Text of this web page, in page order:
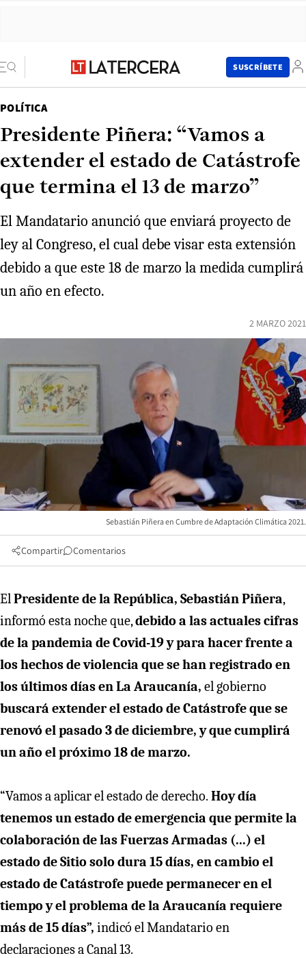
SUSCRÍBETE
POLÍTICA
Presidente Piñera: “Vamos a
extender el estado de Catástrofe
que termina el 13 de marzo”
El Mandatario anunció que enviará proyecto de
ley al Congreso, el cual debe visar esta extensión
debido a que este 18 de marzo la medida cumplirá
un año en efecto.
2 MARZO 2021
Sebastián Piñera en Cumbre de Adaptación Climática 2021.
Compartir Comentarios
ElPresidente de la República, Sebastián Piñera,
informó esta noche que,debido a las actuales cifras
de la pandemia de Covid-19 y para hacer frente a
los hechos de violencia que se han registrado en
los últimos días en La Araucanía, el gobierno
buscará extender el estado de Catástrofe que se
renovó el pasado 3 de diciembre, y que cumplirá
un año el próximo 18 de marzo.
“Vamos a aplicar el estado de derecho. Hoy día
tenemos un estado de emergencia que permite la
colaboración de las Fuerzas Armadas (...) el
estado de Sitio solo dura 15 días, en cambio el
estado de Catástrofe puede permanecer en el
tiempo y el problema de la Araucanía requiere
más de 15 días”, indicó el Mandatario en
declaraciones a Canal 13.